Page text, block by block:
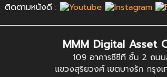
ติดตามหนังดี :
MMM Digital Asset
109 อาคารซีซีที ชั้น 2 ถน
แขวงสุริยวงศ์ เขตบางรัก กรุง